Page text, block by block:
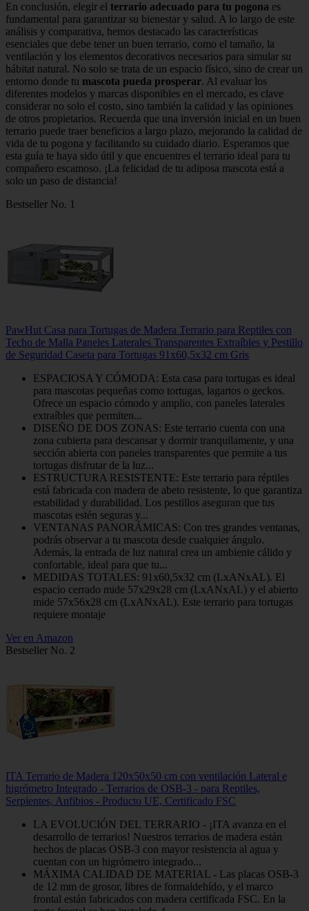
En conclusión, elegir el terrario adecuado para tu pogona es
fundamental para garantizar su bienestar y salud. A lo largo de este
análisis y comparativa, hemos destacado las características
esenciales que debe tener un buen terrario, como el tamaño, la
ventilación y los elementos decorativos necesarios para simular su
hábitat natural. No solo se trata de un espacio físico, sino de crear un
entorno donde tu mascota pueda prosperar. Al evaluar los
diferentes modelos y marcas disponibles en el mercado, es clave
considerar no solo el costo, sino también la calidad y las opiniones
de otros propietarios. Recuerda que una inversión inicial en un buen
terrario puede traer beneficios a largo plazo, mejorando la calidad de
vida de tu pogona y facilitando su cuidado diario. Esperamos que
esta guía te haya sido útil y que encuentres el terrario ideal para tu
compañero escamoso. ¡La felicidad de tu adiposa mascota está a
solo un paso de distancia!
Bestseller No. 1
PawHut Casa para Tortugas de Madera Terrario para Reptiles con
Techo de Malla Paneles Laterales Transparentes Extraíbles y Pestillo
de Seguridad Caseta para Tortugas 91x60,5x32 cm Gris
ESPACIOSA Y CÓMODA: Esta casa para tortugas es ideal
para mascotas pequeñas como tortugas, lagartos o geckos.
Ofrece un espacio cómodo y amplio, con paneles laterales
extraíbles que permiten...
DISEÑO DE DOS ZONAS: Este terrario cuenta con una
zona cubierta para descansar y dormir tranquilamente, y una
sección abierta con paneles transparentes que permite a tus
tortugas disfrutar de la luz...
ESTRUCTURA RESISTENTE: Este terrario para réptiles
está fabricada con madera de abeto resistente, lo que garantiza
estabilidad y durabilidad. Los pestillos aseguran que tus
mascotas estén seguras y...
VENTANAS PANORÁMICAS: Con tres grandes ventanas,
podrás observar a tu mascota desde cualquier ángulo.
Además, la entrada de luz natural crea un ambiente cálido y
confortable, ideal para que tu...
MEDIDAS TOTALES: 91x60,5x32 cm (LxANxAL). El
espacio cerrado mide 57x29x28 cm (LxANxAL) y el abierto
mide 57x56x28 cm (LxANxAL). Este terrario para tortugas
requiere montaje
Ver en Amazon
Bestseller No. 2
ITA Terrario de Madera 120x50x50 cm con ventilación Lateral e
higrómetro Integrado - Terrarios de OSB-3 - para Reptiles,
Serpientes, Anfibios - Producto UE, Certificado FSC
LA EVOLUCIÓN DEL TERRARIO - ¡ITA avanza en el
desarrollo de terrarios! Nuestros terrarios de madera están
hechos de placas OSB-3 con mayor resistencia al agua y
cuentan con un higrómetro integrado...
MÁXIMA CALIDAD DE MATERIAL - Las placas OSB-3
de 12 mm de grosor, libres de formaldehído, y el marco
frontal están fabricados con madera certificada FSC. En la